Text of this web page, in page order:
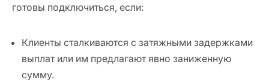
готовы подключиться, если:
Клиенты сталкиваются с затяжными задержками
выплат или им предлагают явно заниженную
сумму.